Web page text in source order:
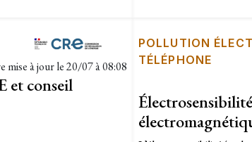
mise à jour le20/07 à 08:08
et conseil
POLLUTION
TÉLÉPHONE